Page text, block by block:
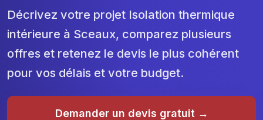
Décrivez votre projet Isolation thermique
intérieure à Sceaux, comparez plusieurs
offres et retenez le devis le plus cohérent
pour vos délais et votre budget.
Demander un devis gratuit →